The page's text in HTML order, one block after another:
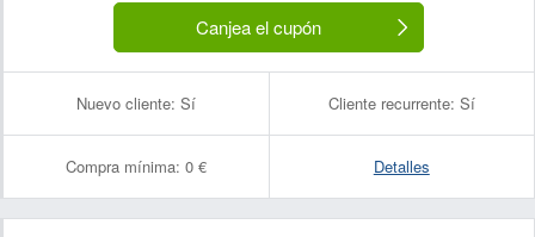
Canjea el cupón
Nuevo cliente: Sí Cliente recurrente: Sí
Compra mínima: 0 € Detalles